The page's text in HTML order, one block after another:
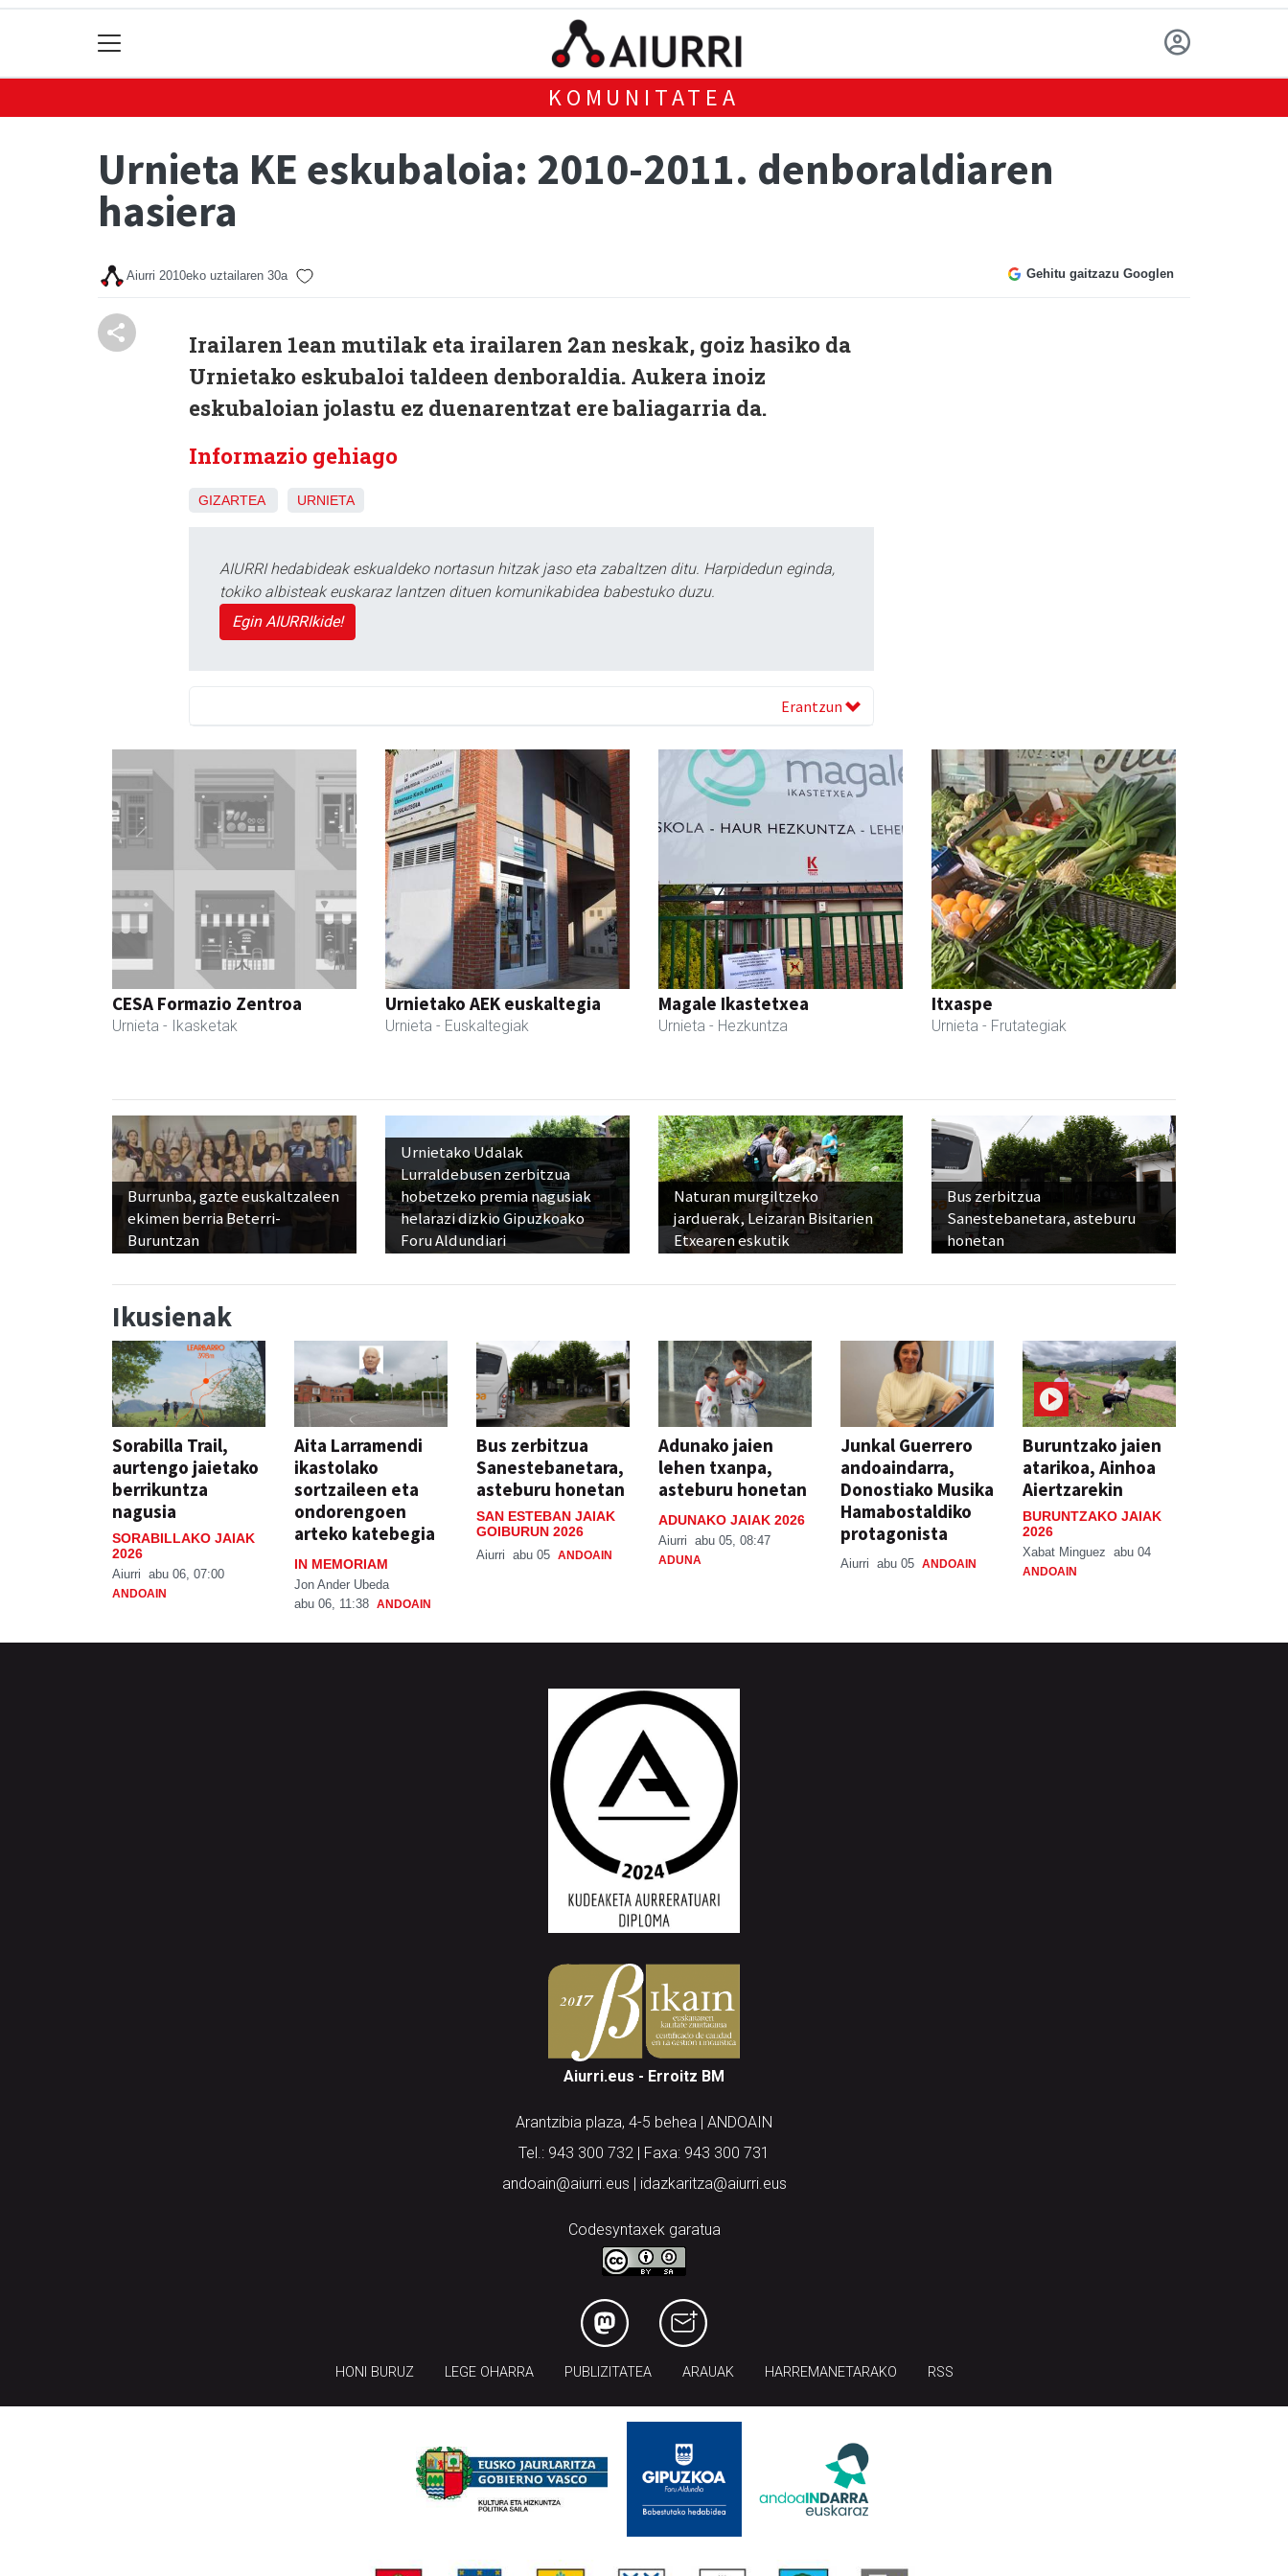
KOMUNITATEA
Urnieta KE eskubaloia: 2010-2011. denboraldiaren
hasiera
Aiurri 2010eko uztailaren 30a Gehitu gaitzazu Googlen
Irailaren 1ean mutilak eta irailaren 2an neskak, goiz hasiko da
Urnietako eskubaloi taldeen denboraldia. Aukera inoiz
eskubaloian jolastu ez duenarentzat ere baliagarria da.
Informazio gehiago
GIZARTEA URNIETA
AIURRI hedabideak eskualdeko nortasun hitzak jaso eta zabaltzen ditu. Harpidedun eginda,
tokiko albisteak euskaraz lantzen dituen komunikabidea babestuko duzu.
Egin AIURRIkide!
Erantzun
CESA Formazio Zentroa
Urnieta - Ikasketak
Urnietako AEK euskaltegia
Urnieta - Euskaltegiak
Magale Ikastetxea
Urnieta - Hezkuntza
Itxaspe
Urnieta - Frutategiak
Burrunba, gazte euskaltzaleen
ekimen berria Beterri-
Buruntzan
Urnietako Udalak
Lurraldebusen zerbitzua
hobetzeko premia nagusiak
helarazi dizkio Gipuzkoako
Foru Aldundiari
Naturan murgiltzeko
jarduerak, Leizaran Bisitarien
Etxearen eskutik
Bus zerbitzua
Sanestebanetara, asteburu
honetan
Ikusienak
Sorabilla Trail,
aurtengo jaietako
berrikuntza
nagusia
SORABILLAKO JAIAK
2026
Aiurri abu 06, 07:00
ANDOAIN
Aita Larramendi
ikastolako
sortzaileen eta
ondorengoen
arteko katebegia
IN MEMORIAM
Jon Ander Ubeda
abu 06, 11:38 ANDOAIN
Bus zerbitzua
Sanestebanetara,
asteburu honetan
SAN ESTEBAN JAIAK
GOIBURUN 2026
Aiurri abu 05 ANDOAIN
Adunako jaien
lehen txanpa,
asteburu honetan
ADUNAKO JAIAK 2026
Aiurri abu 05, 08:47
ADUNA
Junkal Guerrero
andoaindarra,
Donostiako Musika
Hamabostaldiko
protagonista
Aiurri abu 05 ANDOAIN
Buruntzako jaien
atarikoa, Ainhoa
Aiertzarekin
BURUNTZAKO JAIAK
2026
Xabat Minguez abu 04
ANDOAIN
Aiurri.eus - Erroitz BM
Arantzibia plaza, 4-5 behea | ANDOAIN
Tel.: 943 300 732 | Faxa: 943 300 731
andoain@aiurri.eus | idazkaritza@aiurri.eus
Codesyntaxek garatua
HONI BURUZ LEGE OHARRA PUBLIZITATEA ARAUAK HARREMANETARAKO RSS